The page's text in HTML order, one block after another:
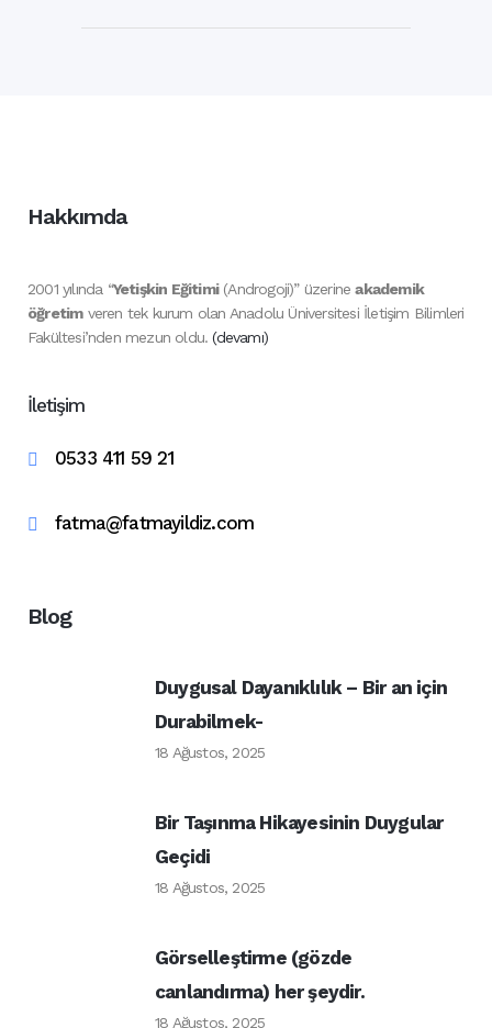
Hakkımda
2001 yılında “Yetişkin Eğitimi(Androgoji)” üzerineakademik
öğretimveren tek kurum olan Anadolu Üniversitesi İletişim Bilimleri
Fakültesi’nden mezun oldu.(devamı)
İletişim
0533 411 59 21
fatma@fatmayildiz.com
Blog
Duygusal Dayanıklılık – Bir an için
Durabilmek-
18 Ağustos, 2025
Bir Taşınma Hikayesinin Duygular
Geçidi
18 Ağustos, 2025
Görselleştirme (gözde
canlandırma) her şeydir.
18 Ağustos, 2025